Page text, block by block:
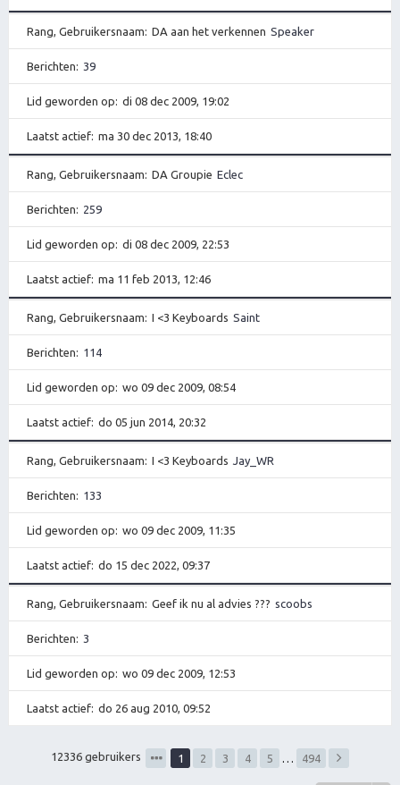
Rang, Gebruikersnaam DA aan het verkennen Speaker
Berichten 39
Lid geworden op di 08 dec 2009, 19:02
Laatst actief ma 30 dec 2013, 18:40
Rang, Gebruikersnaam DA Groupie Eclec
Berichten 259
Lid geworden op di 08 dec 2009, 22:53
Laatst actief ma 11 feb 2013, 12:46
Rang, Gebruikersnaam I <3 Keyboards Saint
Berichten 114
Lid geworden op wo 09 dec 2009, 08:54
Laatst actief do 05 jun 2014, 20:32
Rang, Gebruikersnaam I <3 Keyboards Jay_WR
Berichten 133
Lid geworden op wo 09 dec 2009, 11:35
Laatst actief do 15 dec 2022, 09:37
Rang, Gebruikersnaam Geef ik nu al advies ??? scoobs
Berichten 3
Lid geworden op wo 09 dec 2009, 12:53
Laatst actief do 26 aug 2010, 09:52
12336 gebruikers 1 2 3 4 5 494